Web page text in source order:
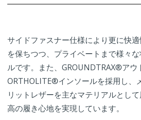
サイドファスナー仕様により更に快
を保ちつつ、プライベートまで様々
ルです。また、GROUNDTRAX®アウ
ORTHOLITE®インソールを採用し、
リットレザーを主なマテリアルとし
高の履き心地を実現しています。